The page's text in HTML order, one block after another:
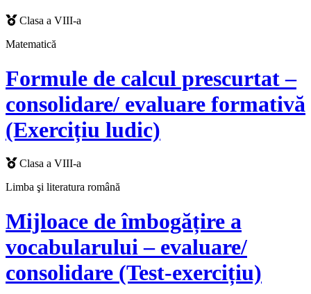
Clasa a VIII-a
Matematică
Formule de calcul prescurtat –
consolidare/ evaluare formativă
(Exercițiu ludic)
Clasa a VIII-a
Limba şi literatura română
Mijloace de îmbogățire a
vocabularului – evaluare/
consolidare (Test-exercițiu)